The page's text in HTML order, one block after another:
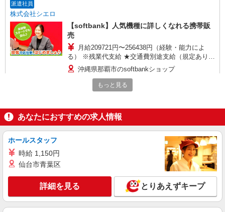
派遣社員
株式会社シエロ
【softbank】人気機種に詳しくなれる携帯販
売
月給209721円〜256438円（経験・能力によ
る） ※残業代支給 ★交通費別途支給（規定あり）
゜+゜・。○。・゜+゜・。○。・゜+゜ 入社祝い金
10万円支給(規定有) お友達を紹介頂くと, インセン
ティブ支給(規定有) ゜・。○。・゜+゜・。
○。・゜+゜
沖縄県那覇市のsoftbankショップ
紹介予定派遣
株式会社シエロ
人気機種に詳しくなれる携帯販売
時給1400円〜1450円（経験・能力による） ※
残業代支給 ★交通費別途支給（規定あり） ゜
+゜・。○。・゜+゜・。○。・゜+゜ 入社祝い金10
万円支給(規定有) お友達を紹介頂くと, インセンテ
ィブ支給(規定有) ★月2回払い・週払い可能（規程
有）★ ゜・。○。・゜+゜・。○。・゜+゜
沖縄県那覇市の家電量販店
キープ 詳細を見る
もっと見る
あなたにおすすめの求人情報
ホールスタッフ
時給 1,150円
仙台市青葉区
詳細を見る とりあえずキープ